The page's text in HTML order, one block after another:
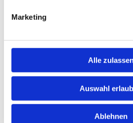
Marketing
Alle
Auswahl
Ablehnen
Menschen verlässlich,
zu begleiten.
Fortbildung, Supervision und
kontinuierliche Weiterentwicklung.
Lernen Sie uns kennen
Wenn Sie mehr über unsere
Unterstützung suchen, nehmen Sie